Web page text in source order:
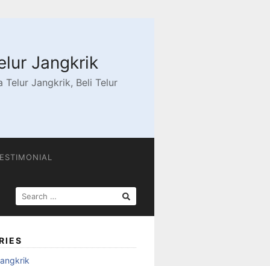
Jangkrik
Telur Jangkrik, Beli Telur
SEARCH
FOR: